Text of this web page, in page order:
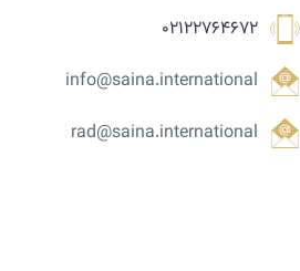
02122764672
info@saina.international
rad@saina.international